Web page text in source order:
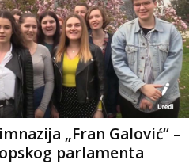
„Fran Galović“ –
parlamenta